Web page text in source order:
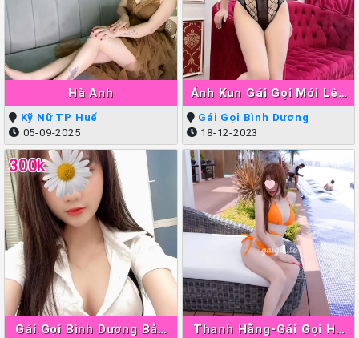
Hà Anh
Kỹ Nữ TP Huế
05-09-2025
Ánh Kun Gái Gọi Mới Lên
Sóng Thuận An
Gái Gọi Bình Dương
18-12-2023
Gái Gọi Bình Dương Bảo
300k
Thanh Hằng-Gái Gọi Hà